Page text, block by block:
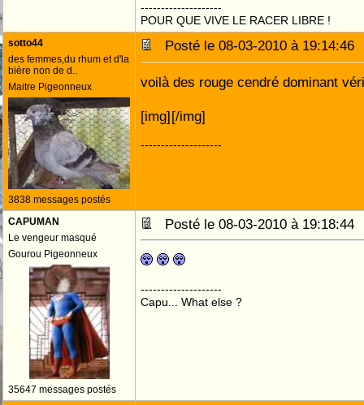
--------------------
POUR QUE VIVE LE RACER LIBRE !
sotto44
des femmes,du rhum et d'la
bière non de d..
Maitre Pigeonneux
3838 messages postés
Posté le 08-03-2010 à
voilà des rouge cendré dominant
[img][/img]
--------------------
CAPUMAN
Le vengeur masqué
Gourou Pigeonneux
35647 messages postés
Posté le 08-03-2010 à
--------------------
Capu... What else ?